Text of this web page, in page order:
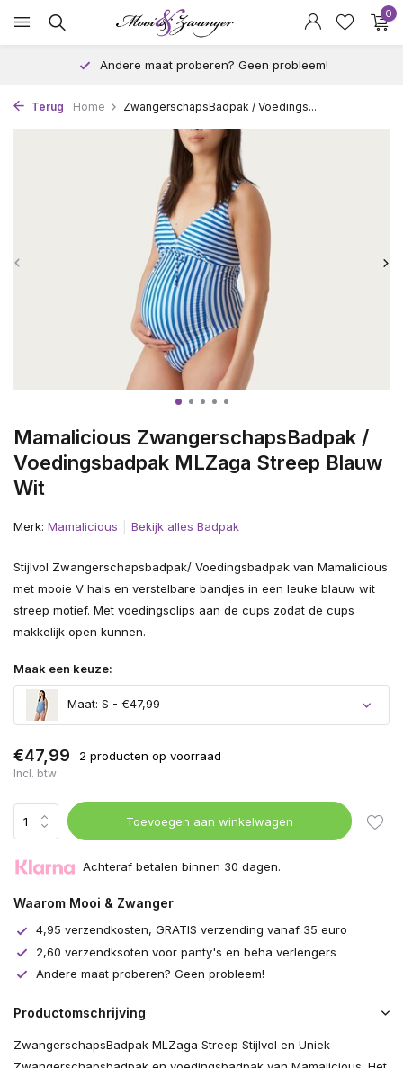
0
Andere maat proberen? Geen probleem!
Terug Home ZwangerschapsBadpak / Voedings...
Mamalicious ZwangerschapsBadpak /
Voedingsbadpak MLZaga Streep Blauw
Wit
Merk: Mamalicious Bekijk alles Badpak
Stijlvol Zwangerschapsbadpak/ Voedingsbadpak van Mamalicious
met mooie V hals en verstelbare bandjes in een leuke blauw wit
streep motief. Met voedingsclips aan de cups zodat de cups
makkelijk open kunnen.
Maak een keuze:
Maat: S - €47,99
Uitverkocht
€47,99 2 producten op voorraad
Incl. btw
Toevoegen aan winkelwagen
Achteraf betalen binnen 30 dagen.
Waarom Mooi & Zwanger
4,95 verzendkosten, GRATIS verzending vanaf 35 euro
2,60 verzendksoten voor panty's en beha verlengers
Andere maat proberen? Geen probleem!
Productomschrijving
ZwangerschapsBadpak MLZaga Streep Stijlvol en Uniek